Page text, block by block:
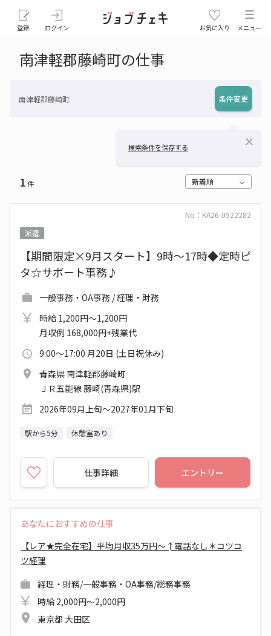
登録 ログイン お気に入り メニュー
南津軽郡藤崎町の仕事
南津軽郡藤崎町 条件変更
検索条件を保存する close
1件 新着順
No：KA26-0522282
派遣
【期間限定×9月スタート】9時～17時◆定時ピ
タ☆サポート事務♪
一般事務・OA事務 / 経理・財務
時給 1,200円～1,200円
月収例 168,000円+残業代
9:00～17:00 月20日 (土日祝休み)
青森県 南津軽郡藤崎町
ＪＲ五能線 藤崎(青森県)駅
2026年09月上旬～2027年01月下旬
駅から5分 休憩室あり
仕事詳細 エントリー
あなたにおすすめの仕事
【レア★完全在宅】平均月収35万円～↑電話なし＊コツコ
ツ経理
経理・財務/一般事務・OA事務/総務事務
時給 2,000円～2,000円
東京都 大田区